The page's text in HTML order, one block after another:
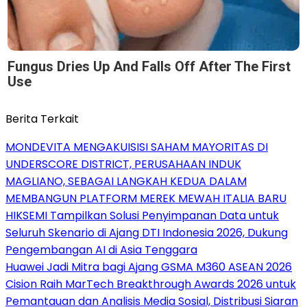
Fungus Dries Up And Falls Off After The First
Use
Berita Terkait
MONDEVITA MENGAKUISISI SAHAM MAYORITAS DI
UNDERSCORE DISTRICT, PERUSAHAAN INDUK
MAGLIANO, SEBAGAI LANGKAH KEDUA DALAM
MEMBANGUN PLATFORM MEREK MEWAH ITALIA BARU
HIKSEMI Tampilkan Solusi Penyimpanan Data untuk
Seluruh Skenario di Ajang DTI Indonesia 2026, Dukung
Pengembangan AI di Asia Tenggara
Huawei Jadi Mitra bagi Ajang GSMA M360 ASEAN 2026
Cision Raih MarTech Breakthrough Awards 2026 untuk
Pemantauan dan Analisis Media Sosial, Distribusi Siaran